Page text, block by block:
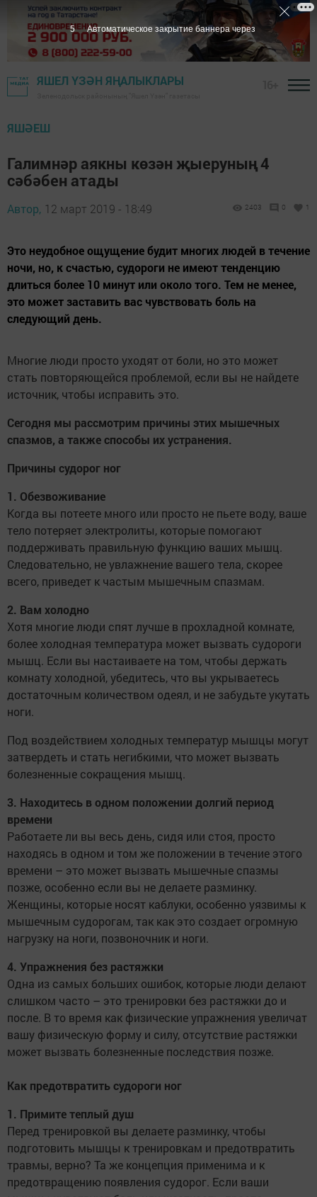
ЯШЕЛ ҮЗӘН ЯҢАЛЫКЛАРЫ
ЯШӘЕШ
Галимнәр аякны көзән җыеруның 4
сәбәбен атады
Автор, 12 март 2019 - 18:49 2403 0 1
Это неудобное ощущение будит многих людей в течение
ночи, но, к счастью, судороги не имеют тенденцию
длиться более 10 минут или около того. Тем не менее,
это может заставить вас чувствовать боль на
следующий день.
Многие люди просто уходят от боли, но это может
стать повторяющейся проблемой, если вы не найдете
источник, чтобы исправить это.
Сегодня мы рассмотрим причины этих мышечных
спазмов, а также способы их устранения.
Причины судорог ног
1. Обезвоживание
Когда вы потеете много или просто не пьете воду, ваше
тело потеряет электролиты, которые помогают
поддерживать правильную функцию ваших мышц.
Следовательно, не увлажнение вашего тела, скорее
всего, приведет к частым мышечным спазмам.
2. Вам холодно
Хотя многие люди спят лучше в прохладной комнате,
более холодная температура может вызвать судороги
мышц. Если вы настаиваете на том, чтобы держать
комнату холодной, убедитесь, что вы укрываетесь
достаточным количеством одеял, и не забудьте укутать
ноги.
Под воздействием холодных температур мышцы могут
затвердеть и стать негибкими, что может вызвать
болезненные сокращения мышц.
3. Находитесь в одном положении долгий период
времени
Работаете ли вы весь день, сидя или стоя, просто
находясь в одном и том же положении в течение этого
времени – это может вызвать мышечные спазмы
позже, особенно если вы не делаете разминку.
Женщины, которые носят каблуки, особенно уязвимы к
мышечным судорогам, так как это создает огромную
нагрузку на ноги, позвоночник и ноги.
4. Упражнения без растяжки
Одна из самых больших ошибок, которые люди делают
слишком часто – это тренировки без растяжки до и
после. В то время как физические упражнения увеличат
вашу физическую форму и силу, отсутствие растяжки
может вызвать болезненные последствия позже.
Как предотвратить судороги ног
1. Примите теплый душ
Перед тренировкой вы делаете разминку, чтобы
подготовить мышцы к тренировкам и предотвратить
травмы, верно? Та же концепция применима и к
предотвращению появления судорог. Если ваши
5 Автоматическое закрытие баннера через